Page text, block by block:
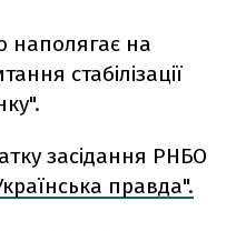
наполягає на
стабілізації
засідання РНБО
правда".